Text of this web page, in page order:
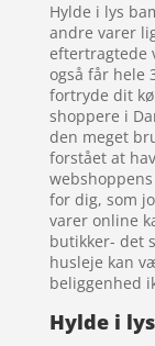
Hylde i lys
andre varer
eftertragtede
også får hele
fortryde dit
shoppere i
den meget
forstået at
for dig, som
varer online
butikker- det
husleje kan
beliggenhed
Hylde i